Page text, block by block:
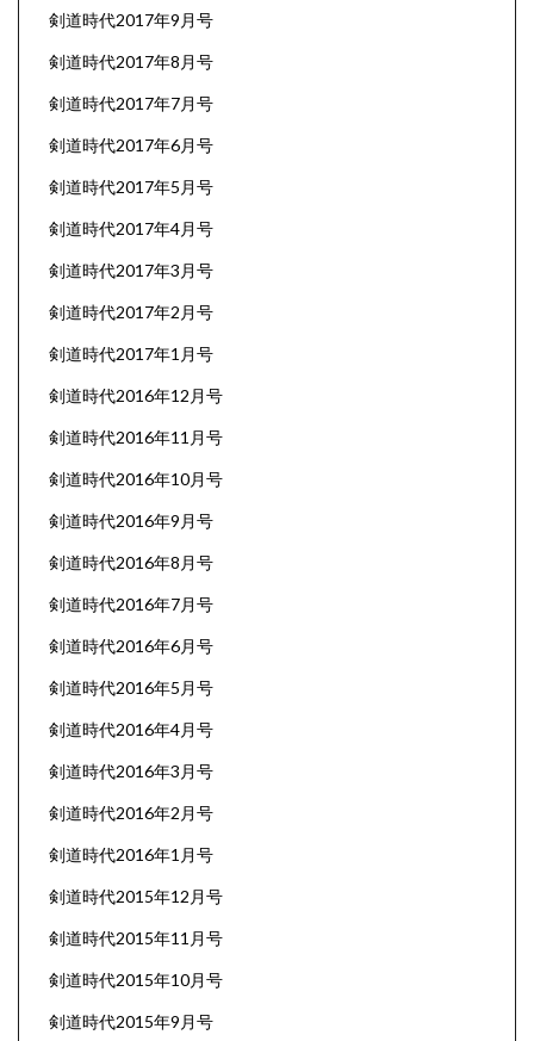
剣道時代2017年9月号
剣道時代2017年8月号
剣道時代2017年7月号
剣道時代2017年6月号
剣道時代2017年5月号
剣道時代2017年4月号
剣道時代2017年3月号
剣道時代2017年2月号
剣道時代2017年1月号
剣道時代2016年12月号
剣道時代2016年11月号
剣道時代2016年10月号
剣道時代2016年9月号
剣道時代2016年8月号
剣道時代2016年7月号
剣道時代2016年6月号
剣道時代2016年5月号
剣道時代2016年4月号
剣道時代2016年3月号
剣道時代2016年2月号
剣道時代2016年1月号
剣道時代2015年12月号
剣道時代2015年11月号
剣道時代2015年10月号
剣道時代2015年9月号